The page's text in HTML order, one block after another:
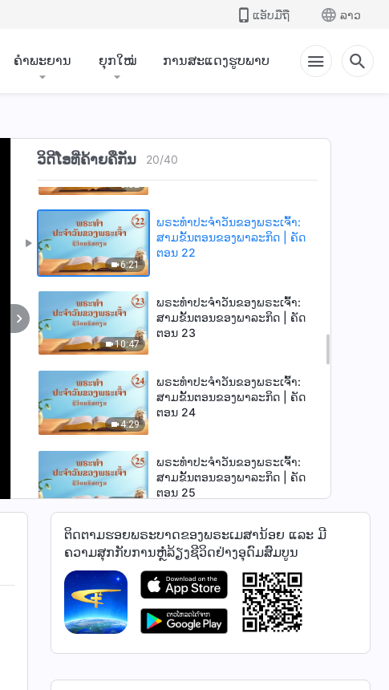
ແອັບມືຖື ລາວ
ຄຳພະຍານ ຍຸກໃໝ່ ການສະແດງຮູບພາບ
ວິດີໂອທີ່ຄ້າຍຄືກັນ 20/40
ພຣະທຳປະຈຳວັນຂອງພຣະເຈົ້າ:
5:32
ພຣະທຳປະຈຳວັນຂອງພຣະເຈົ້າ:
ສາມຂັ້ນຕອນຂອງພາລະກິດ | ຄັດ
6:21
ພຣະທຳປະຈຳວັນຂອງພຣະເຈົ້າ:
ສາມຂັ້ນຕອນຂອງພາລະກິດ | ຄັດ
ຕອນ 22
10:47
ພຣະທຳປະຈຳວັນຂອງພຣະເຈົ້າ:
ສາມຂັ້ນຕອນຂອງພາລະກິດ | ຄັດ
ຕອນ 23
4:29
ພຣະທຳປະຈຳວັນຂອງພຣະເຈົ້າ:
ສາມຂັ້ນຕອນຂອງພາລະກິດ | ຄັດ
ຕອນ 24
ພຣະທຳປະຈຳວັນຂອງພຣະເຈົ້າ:
ສາມຂັ້ນຕອນຂອງພາລະກິດ | ຄັດ
ຕອນ 25
8:16
ພຣະທຳປະຈຳວັນຂອງພຣະເຈົ້າ:
ສາມຂັ້ນຕອນຂອງພາລະກິດ | ຄັດ
ຕອນ 26
ພຣະທຳປະຈຳວັນຂອງພຣະເຈົ້າ:
ສາມຂັ້ນຕອນຂອງພາລະກິດ | ຄັດ
ຕອນ 27
ຕິດຕາມຮອຍພຣະບາດຂອງພຣະເມສານ້ອຍ ແລະ ມີ
ຄວາມສຸກກັບການຫຼໍ່ລ້ຽງຊີວິດຢ່າງອຸດົມສົມບູນ